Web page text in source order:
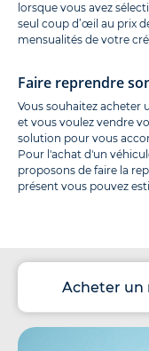
lorsque vous avez
seul coup d’œil au prix
mensualités de votre
Faire reprendre
Vous souhaitez acheter
et vous voulez vendre
solution pour vous
Pour l'achat d'un
proposons de faire la
présent vous pouvez
Acheter un